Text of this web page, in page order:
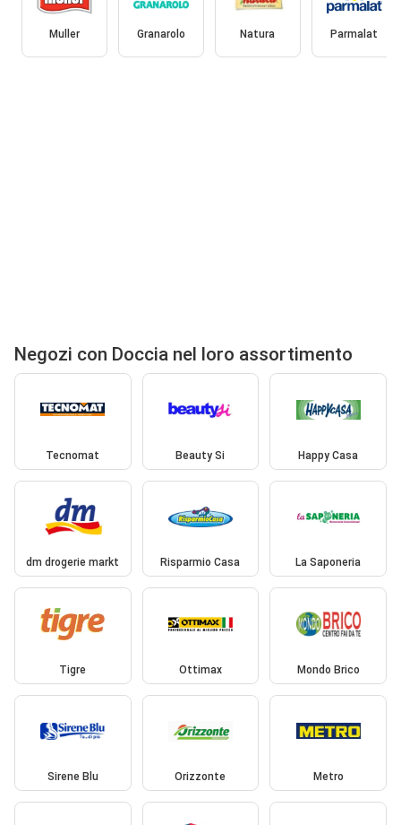
Muller Granarolo Natura Parmalat
Negozi con Doccia nel loro assortimento
Tecnomat Beauty Si Happy Casa
dm drogerie markt Risparmio Casa La Saponeria
Tigre Ottimax Mondo Brico
Sirene Blu Orizzonte Metro